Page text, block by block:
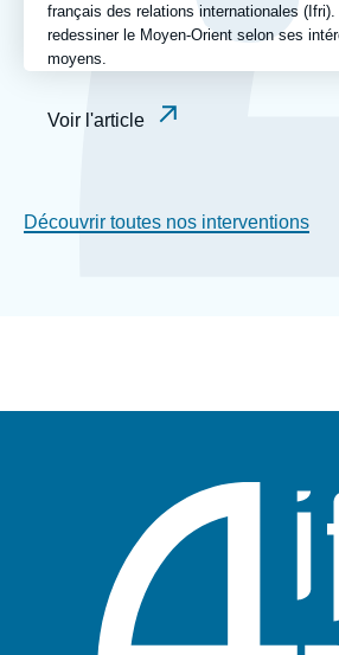
français des relations internationales (Ifri).
redessiner le Moyen-Orient selon ses
moyens.
Voir l'article
Découvrir toutes nos interventions